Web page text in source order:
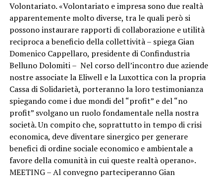
Volontariato. «Volontariato e impresa sono due realtà
apparentemente molto diverse, tra le quali però si
possono instaurare rapporti di collaborazione e utilità
reciproca a beneficio della collettività – spiega Gian
Domenico Cappellaro, presidente di Confindustria
Belluno Dolomiti – Nel corso dell’incontro due aziende
nostre associate la Eliwell e la Luxottica con la propria
Cassa di Solidarietà, porteranno la loro testimonianza
spiegando come i due mondi del “profit” e del “no
profit” svolgano un ruolo fondamentale nella nostra
società. Un compito che, soprattutto in tempo di crisi
economica, deve diventare sinergico per generare
benefici di ordine sociale economico e ambientale a
favore della comunità in cui queste realtà operano».
MEETING – Al convegno parteciperanno Gian